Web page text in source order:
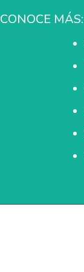
CONOCE MÁS: